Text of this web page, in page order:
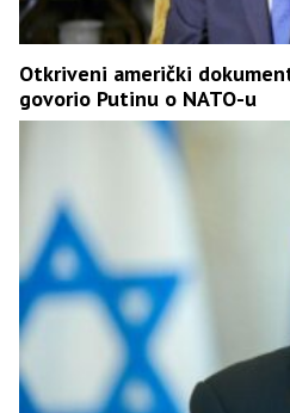
Otkriveni američki
govorio Putinu o NATO-u